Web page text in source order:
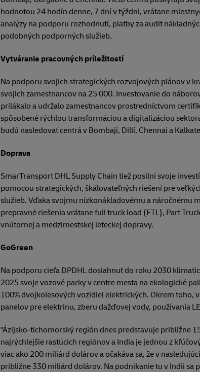
hodnotou 24 hodín denne, 7 dní v týždni, vrátane
analýzy na podporu rozhodnutí, platby za audit
podobných podporných služieb.
Vytváranie pracovných príležitostí
Na podporu svojich strategických rozvojových plánov v
svojich zamestnancov na 25 000. Investovanie do
prilákalo a udržalo zamestnancov prostredníctvom
spôsobené rýchlou transformáciou a digitalizáciou
budú nasledovať centrá v Bombaji, Dillí, Chennai a
Doprava
SmarTransport DHL Supply Chain tiež posilní svoje
pomocou strategických, škálovateľných riešení pre
služieb. Vďaka svojmu nízkonákladovému a náročnému
prepravné riešenia vrátane full truck load (FTL), Part
vnútornej a medzimestskej leteckej dopravy.
GoGreen
Na podporu cieľa DPDHL dosiahnuť do roku 2030
2025 svoje vozové parky v centre mesta na ekologické
100% dvojkolesových vozidiel elektrických. Okrem toho,
panelov pre elektrinu, zberu dažďovej vody, používania
"Ázijsko-tichomorský región dnes predstavuje približne
najrýchlejšie rastúcich regiónov a India je jednou z
viac ako 200 miliárd dolárov a očakáva sa, že v
približne 330 miliárd dolárov. Na podnikanie tu v Indii sa